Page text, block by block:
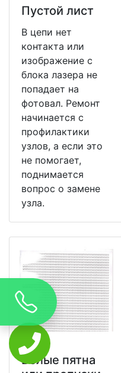
Пустой лист
В цепи нет
контакта или
изображение с
блока лазера не
попадает на
фотовал. Ремонт
начинается с
профилактики
узлов, а если это
не помогает,
поднимается
вопрос о замене
узла.
Белые пятна